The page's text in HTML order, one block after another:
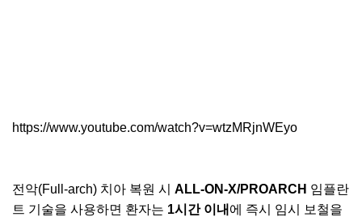
https://www.youtube.com/watch?v=wtzMRjnWEyo
전악(Full-arch) 치아 복원 시 ALL-ON-X/PROARCH 임플란
트 기술을 사용하면 환자는 1시간 이내 에 즉시 임시 보철을